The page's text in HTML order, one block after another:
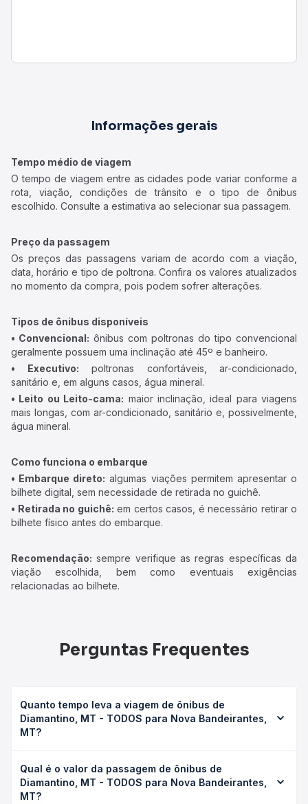
Informações gerais
Tempo médio de viagem
O tempo de viagem entre as cidades pode variar conforme a
rota, viação, condições de trânsito e o tipo de ônibus
escolhido. Consulte a estimativa ao selecionar sua passagem.
Preço da passagem
Os preços das passagens variam de acordo com a viação,
data, horário e tipo de poltrona. Confira os valores atualizados
no momento da compra, pois podem sofrer alterações.
Tipos de ônibus disponíveis
• Convencional: ônibus com poltronas do tipo convencional
geralmente possuem uma inclinação até 45º e banheiro.
• Executivo: poltronas confortáveis, ar-condicionado,
sanitário e, em alguns casos, água mineral.
• Leito ou Leito-cama: maior inclinação, ideal para viagens
mais longas, com ar-condicionado, sanitário e, possivelmente,
água mineral.
Como funciona o embarque
• Embarque direto: algumas viações permitem apresentar o
bilhete digital, sem necessidade de retirada no guichê.
• Retirada no guichê: em certos casos, é necessário retirar o
bilhete físico antes do embarque.
Recomendação: sempre verifique as regras específicas da
viação escolhida, bem como eventuais exigências
relacionadas ao bilhete.
Perguntas Frequentes
Quanto tempo leva a viagem de ônibus de
Diamantino, MT - TODOS para Nova Bandeirantes,
MT?
Nova Bandeirantes, MT leva em média 0 horas, podendo
variar conforme a viação, o tipo de serviço (convencional,
executivo ou leito) e as condições de tráfego. Na Quero
Qual é o valor da passagem de ônibus de
Diamantino, MT - TODOS para Nova Bandeirantes,
MT?